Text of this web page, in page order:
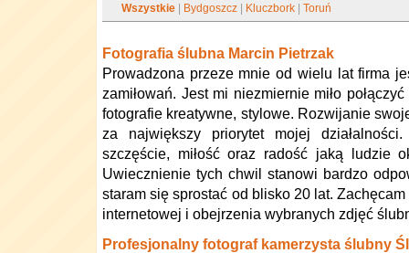
Wszystkie Bydgoszcz Kluczbork |Toruń
Fotografia ślubna Marcin Pietrzak
Prowadzona przeze mnie od wielu lat firma
zamiłowań. Jest mi niezmiernie miło
fotografie kreatywne, stylowe. Rozwijanie
za największy priorytet mojej
szczęście, miłość oraz radość jaką ludzie
Uwiecznienie tych chwil stanowi bardzo
staram się sprostać od blisko 20 lat.
internetowej i obejrzenia wybranych zdjęć
Profesjonalny fotograf kamerzysta ślubny